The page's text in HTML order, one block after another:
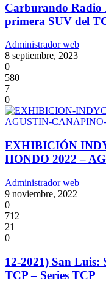
Carburando Radio
primera SUV del
Administrador web
8 septiembre, 2023
0
580
7
0
EXHIBICIÓN
HONDO 2022 –
Administrador web
9 noviembre, 2022
0
712
21
0
12-2021) San Luis:
TCP – Series TCP